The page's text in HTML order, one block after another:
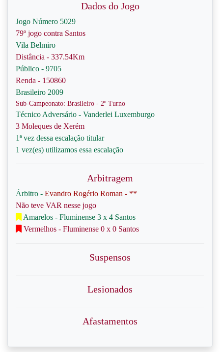
Dados do Jogo
Jogo Número 5029
79º jogo contra Santos
Vila Belmiro
Distância - 337.54Km
Público - 9705
Renda - 150860
Brasileiro 2009
Sub-Campeonato: Brasileiro - 2º Turno
Técnico Adversário - Vanderlei Luxemburgo
3 Moleques de Xerém
1ª vez dessa escalação titular
1 vez(es) utilizamos essa escalação
Arbitragem
Árbitro - Evandro Rogério Roman - **
Não teve VAR nesse jogo
Amarelos - Fluminense 3 x 4 Santos
Vermelhos - Fluminense 0 x 0 Santos
Suspensos
Lesionados
Afastamentos